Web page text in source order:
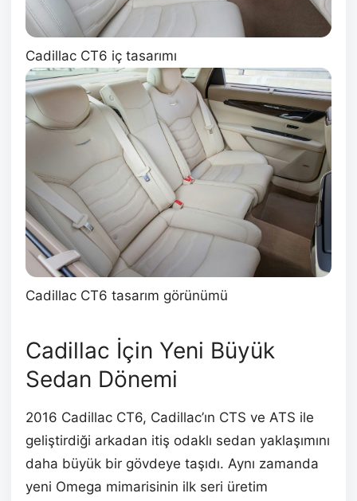
Cadillac CT6 iç tasarımı
Cadillac CT6 tasarım görünümü
Cadillac İçin Yeni Büyük
Sedan Dönemi
2016 Cadillac CT6, Cadillac’ın CTS ve ATS ile
geliştirdiği arkadan itiş odaklı sedan yaklaşımını
daha büyük bir gövdeye taşıdı. Aynı zamanda
yeni Omega mimarisinin ilk seri üretim